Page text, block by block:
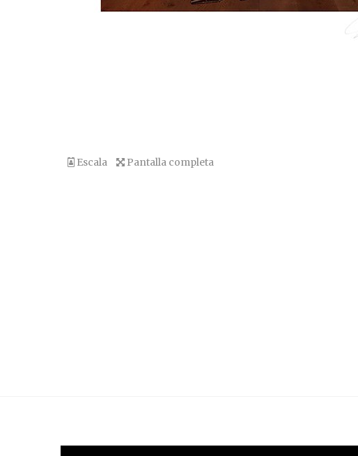
Escala Pantalla completa